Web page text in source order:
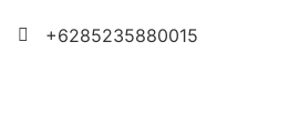
+6285235880015